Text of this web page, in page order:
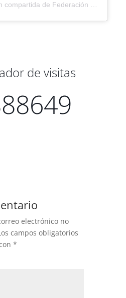
Una publicación compartida de Federación Montañismo Tenerife (@federacion_montanismo_tenerife)
de visitas
electrónico no
campos obligatorios
*